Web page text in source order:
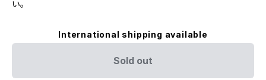
い。
International shipping available
Sold out